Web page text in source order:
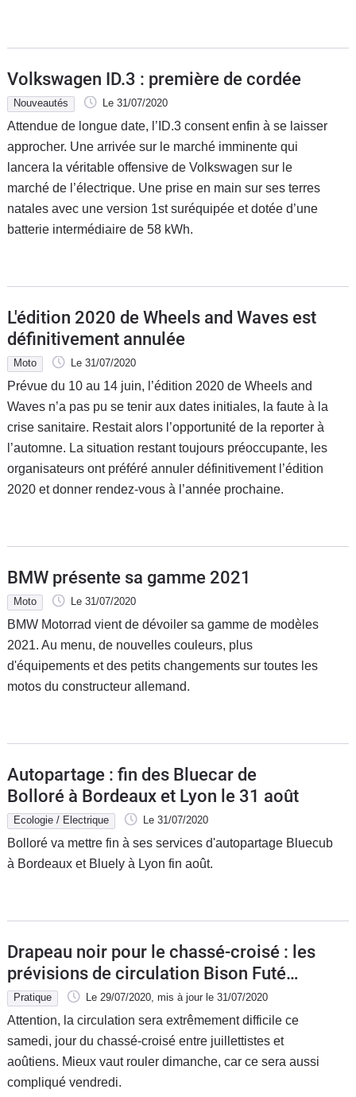
Volkswagen ID.3 : première de cordée
Nouveautés Le 31/07/2020
Attendue de longue date, l’ID.3 consent enfin à se laisser
approcher. Une arrivée sur le marché imminente qui
lancera la véritable offensive de Volkswagen sur le
marché de l’électrique. Une prise en main sur ses terres
natales avec une version 1st suréquipée et dotée d’une
batterie intermédiaire de 58 kWh.
L'édition 2020 de Wheels and Waves est
définitivement annulée
Moto Le 31/07/2020
Prévue du 10 au 14 juin, l’édition 2020 de Wheels and
Waves n’a pas pu se tenir aux dates initiales, la faute à la
crise sanitaire. Restait alors l’opportunité de la reporter à
l’automne. La situation restant toujours préoccupante, les
organisateurs ont préféré annuler définitivement l’édition
2020 et donner rendez-vous à l’année prochaine.
BMW présente sa gamme 2021
Moto Le 31/07/2020
BMW Motorrad vient de dévoiler sa gamme de modèles
2021. Au menu, de nouvelles couleurs, plus
d'équipements et des petits changements sur toutes les
motos du constructeur allemand.
Autopartage : fin des Bluecar de
Bolloré à Bordeaux et Lyon le 31 août
Ecologie / Electrique Le 31/07/2020
Bolloré va mettre fin à ses services d'autopartage Bluecub
à Bordeaux et Bluely à Lyon fin août.
Drapeau noir pour le chassé-croisé : les
prévisions de circulation Bison Futé
du 31 juillet au 3 août
Pratique Le 29/07/2020, mis à jour le 31/07/2020
Attention, la circulation sera extrêmement difficile ce
samedi, jour du chassé-croisé entre juillettistes et
aoûtiens. Mieux vaut rouler dimanche, car ce sera aussi
compliqué vendredi.